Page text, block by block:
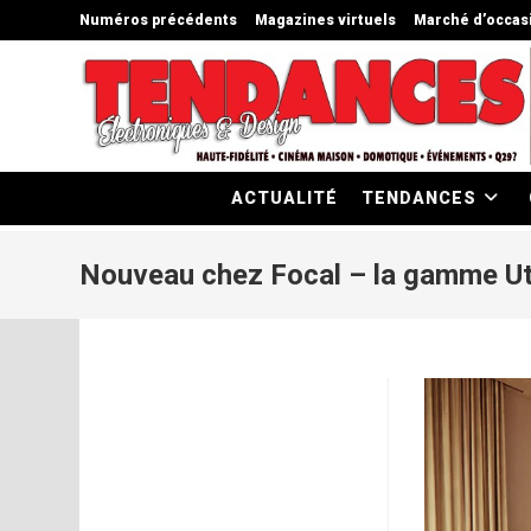
Numéros précédents Magazines virtuels Marché
ACTUALITÉ TENDANCES
Nouveau chez Focal – la gamme